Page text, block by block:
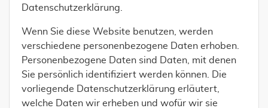
Datenschutzerklärung.
Wenn Sie diese Website benutzen, werden
verschiedene personenbezogene Daten erhoben.
Personenbezogene Daten sind Daten, mit denen
Sie persönlich identifiziert werden können. Die
vorliegende Datenschutzerklärung erläutert,
welche Daten wir erheben und wofür wir sie